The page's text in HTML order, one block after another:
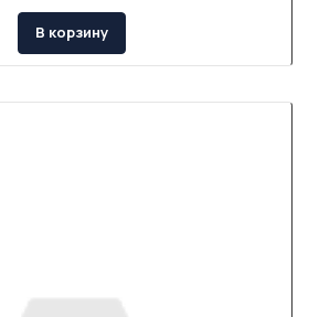
В корзину